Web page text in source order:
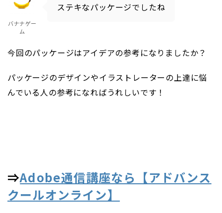
バナナゲー
ム
ステキなパッケージでしたね
今回のパッケージはアイデアの参考になりましたか？
パッケージのデザインやイラストレーターの上達に悩
んでいる人の参考になればうれしいです！
⇒Adobe通信講座なら【アドバンス
クールオンライン】